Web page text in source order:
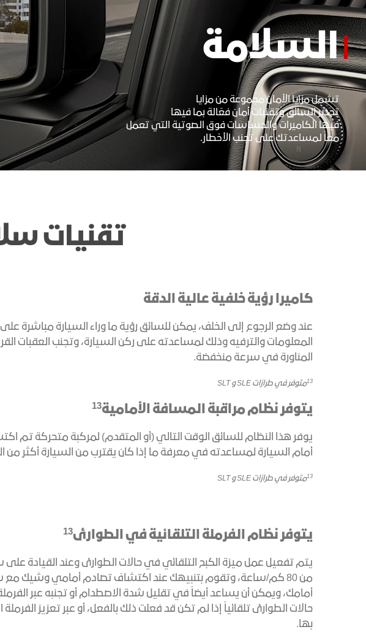
السلامة
تشمل مزايا الأمان مجموعة من مزايا
تحذير السائق وتقنيات أمان فعّالة بما فيها
فيها الكاميرات والحساسات فوق الصوتية التي تعمل
معاً لمساعدتك على تجنب الأخطار.
تقنيات
كاميرا رؤية خلفية عالية الدقة
عند وضع الرجوع إلى الخلف، يمكن للسائق رؤية ما وراء السيارة مباشرة
المعلومات والترفيه وذلك لمساعدته على ركن السيارة، وتجنب العقبات
المناورة في سرعة منخفضة.
13متوفر في طرازات SLE و SLT
يتوفر نظام مراقبة المسافة الأمامية13
يوفر هذا النظام للسائق الوقت التالي (أو المتقدم) لمركبة متحركة تم
أمام السيارة لمساعدته في معرفة ما إذا كان يقترب من السيارة أكثر من
13متوفر في طرازات SLE و SLT
يتوفر نظام الفرملة التلقائية في الطوارئ13
يتم تفعيل عمل ميزة الكبح التلقائي في حالات الطوارئ وعند القيادة
من 80 كم/ساعة، وتقوم بتنبيهك عند اكتشاف تصادم أمامي وشيك مع
أمامك، ويمكن أن يساعد أيضاً في تقليل شدة الاصطدام أو تجنبه عبر
حالات الطوارئ تلقائياً إذا لم تكن قد فعلت ذلك بالفعل، أو عبر تعزيز
بها.